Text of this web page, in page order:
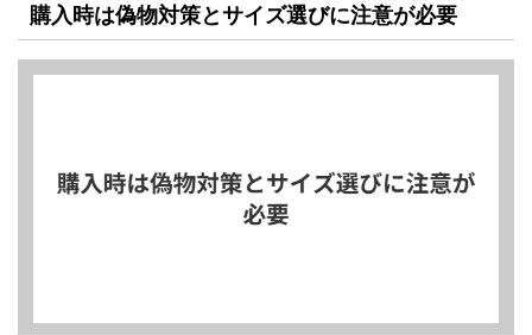
購入時は偽物対策とサイズ選びに注意が必要